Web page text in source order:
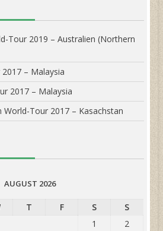
Tour 2019 – Australien (Northern
– Malaysia
2017 – Malaysia
World-Tour 2017 – Kasachstan
AUGUST 2026
T F S
S
1
2